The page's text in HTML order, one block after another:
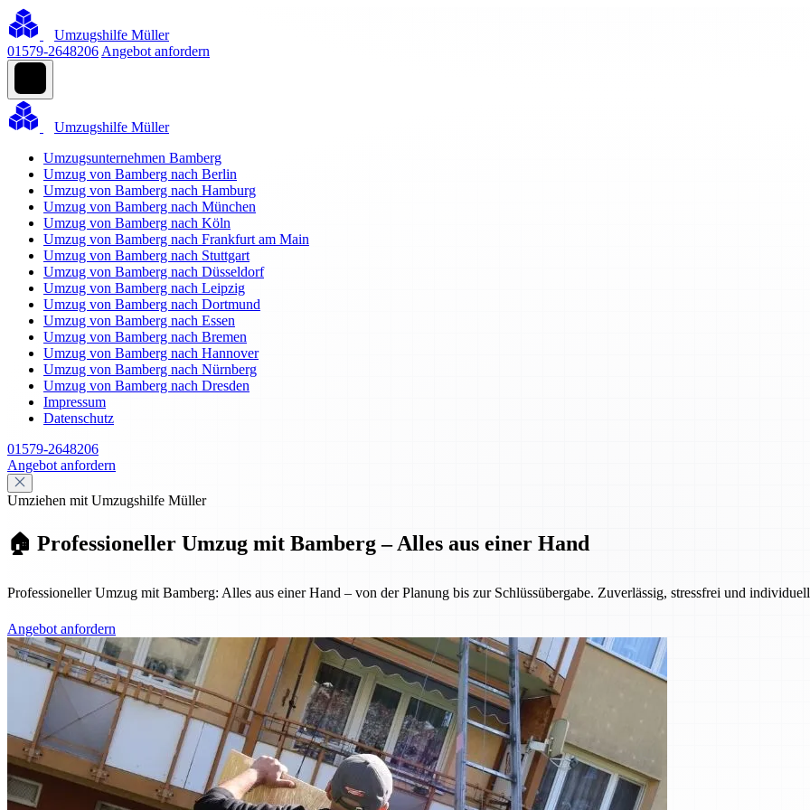
Umzugshilfe Müller
01579-2648206 Angebot anfordern
Umzugshilfe Müller
Umzugsunternehmen Bamberg
Umzug von Bamberg nach Berlin
Umzug von Bamberg nach Hamburg
Umzug von Bamberg nach München
Umzug von Bamberg nach Köln
Umzug von Bamberg nach Frankfurt am Main
Umzug von Bamberg nach Stuttgart
Umzug von Bamberg nach Düsseldorf
Umzug von Bamberg nach Leipzig
Umzug von Bamberg nach Dortmund
Umzug von Bamberg nach Essen
Umzug von Bamberg nach Bremen
Umzug von Bamberg nach Hannover
Umzug von Bamberg nach Nürnberg
Umzug von Bamberg nach Dresden
Impressum
Datenschutz
01579-2648206
Angebot anfordern
Umziehen mit Umzugshilfe Müller
🏠 Professioneller Umzug mit Bamberg – Alles aus einer Hand
Professioneller Umzug mit Bamberg: Alles aus einer Hand – von der Planung bis zur Schlüssübergabe. Zuverlässig, stressfrei und
Angebot anfordern